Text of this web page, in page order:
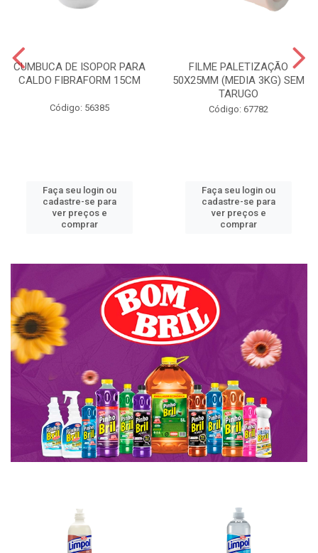
CUMBUCA DE ISOPOR PARA
CALDO FIBRAFORM 15CM
Código: 56385
Faça seu login ou
cadastre-se para
ver preços e
comprar
FILME PALETIZAÇÃO
50X25MM (MEDIA 3KG) SEM
TARUGO
Código: 67782
Faça seu login ou
cadastre-se para
ver preços e
comprar